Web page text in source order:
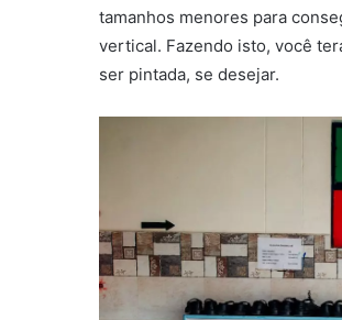
tamanhos menores para
vertical. Fazendo isto, você
ser pintada, se desejar.